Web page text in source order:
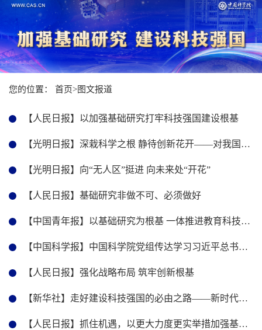
您的位置： 首页>图文报道
【人民日报】以加强基础研究打牢科技强国建设根基
【光明日报】深栽科学之根 静待创新花开——对我国基础研究战略布局的观察与展望
【光明日报】向“无人区”挺进 向未来处“开花”
【人民日报】基础研究非做不可、必须做好
【中国青年报】以基础研究为根基 一体推进教育科技人才发展
【中国科学报】中国科学院党组传达学习习近平总书记在加强基础研究座谈会上的重要讲话精神
【人民日报】强化战略布局 筑牢创新根基
【新华社】走好建设科技强国的必由之路——新时代我国基础研究实现新飞跃
【人民日报】抓住机遇，以更大力度更实举措加强基础研究